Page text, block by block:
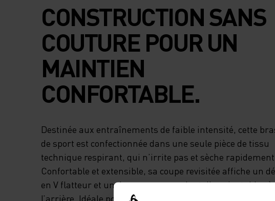
CONSTRUCTION SANS
COUTURE POUR UN
MAINTIEN
CONFORTABLE.
Destinée aux entraînements de faible intensité, cette
de sport est confectionnée dans une seule pièce de tissu
technique respirant, qui n’irrite pas et sèche rapidement.
Confortable et extensible, sa coupe revisitée affiche un
en V flatteur et un dos nageur avec bretelles ajustables à
l’arrière. Idéale pour faire du yoga, du ski, du